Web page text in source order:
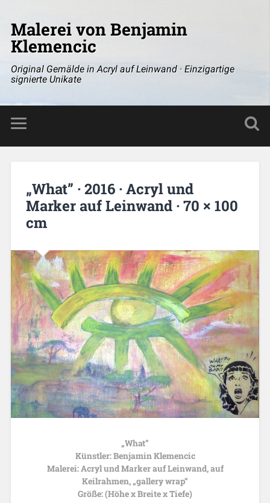
Malerei von Benjamin
Klemencic
Original Gemälde in Acryl auf Leinwand · Einzigartige
signierte Unikate
„What” · 2016 · Acryl und
Marker auf Leinwand · 70 × 100
cm
„What”
Künstler: Benjamin Klemencic
Malerei: Acryl und Marker auf Leinwand, auf
Keilrahmen, „gallery wrap“
Größe: (Höhe x Breite x Tiefe)